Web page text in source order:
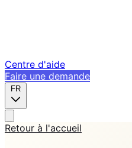
Centre d'aide
Faire une demande
FR
Retour à l'accueil